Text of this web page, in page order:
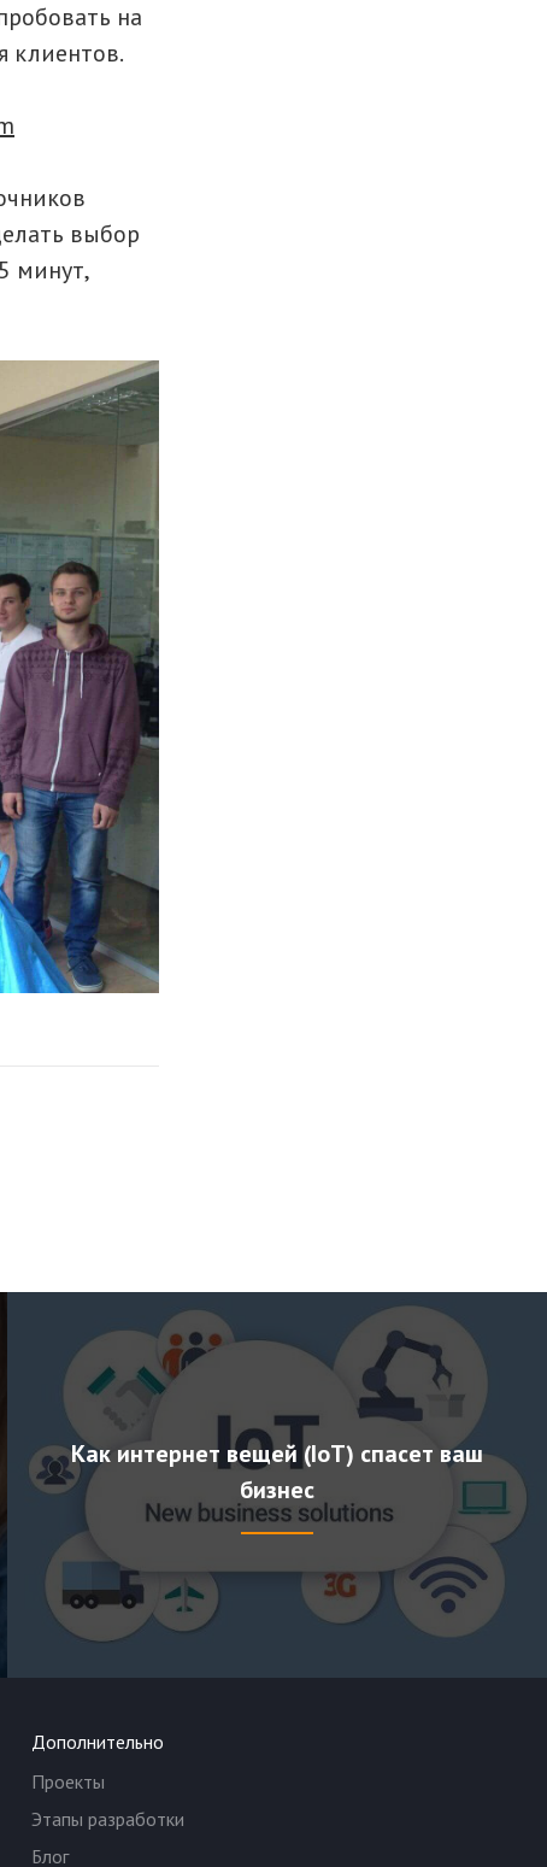
на
клиентов.
выбор
минут,
Как интернет вещей (IoT) спасет ваш
бизнес
Дополнительно
Проекты
Этапы разработки
Блог